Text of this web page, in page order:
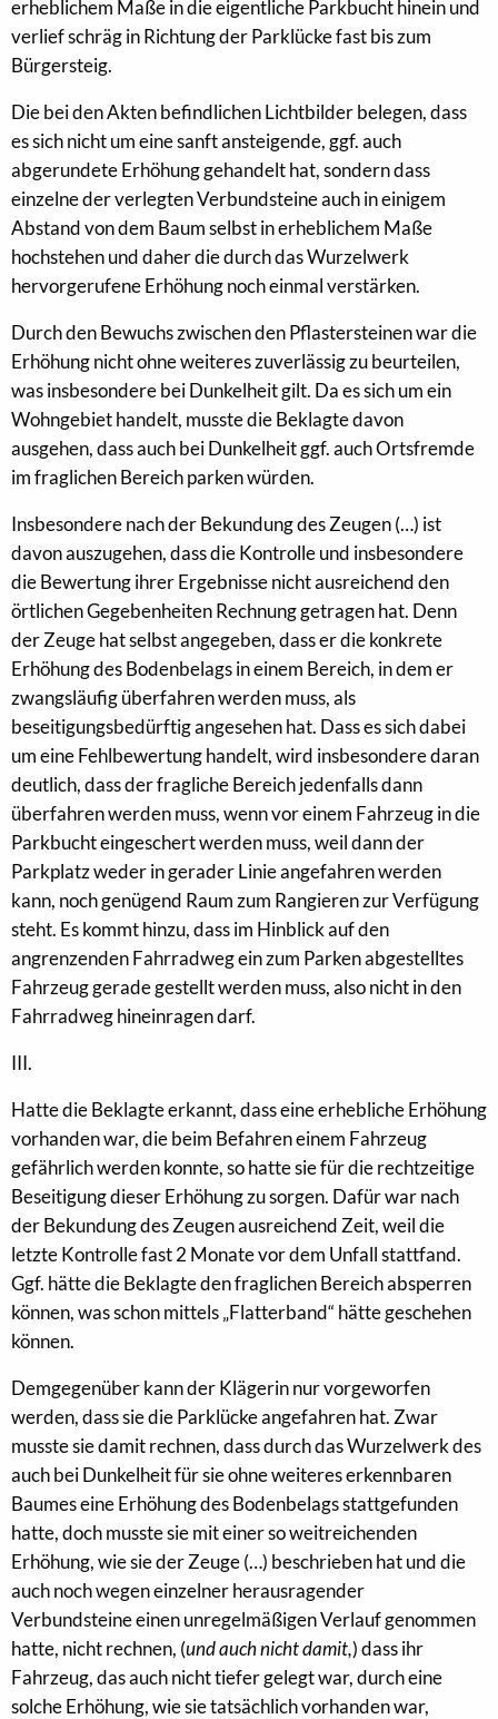
erheblichem Maße in die eigentliche Parkbucht hinein und
verlief schräg in Richtung der Parklücke fast bis zum
Bürgersteig.
Die bei den Akten befindlichen Lichtbilder belegen, dass
es sich nicht um eine sanft ansteigende, ggf. auch
abgerundete Erhöhung gehandelt hat, sondern dass
einzelne der verlegten Verbundsteine auch in einigem
Abstand von dem Baum selbst in erheblichem Maße
hochstehen und daher die durch das Wurzelwerk
hervorgerufene Erhöhung noch einmal verstärken.
Durch den Bewuchs zwischen den Pflastersteinen war die
Erhöhung nicht ohne weiteres zuverlässig zu beurteilen,
was insbesondere bei Dunkelheit gilt. Da es sich um ein
Wohngebiet handelt, musste die Beklagte davon
ausgehen, dass auch bei Dunkelheit ggf. auch Ortsfremde
im fraglichen Bereich parken würden.
Insbesondere nach der Bekundung des Zeugen (…) ist
davon auszugehen, dass die Kontrolle und insbesondere
die Bewertung ihrer Ergebnisse nicht ausreichend den
örtlichen Gegebenheiten Rechnung getragen hat. Denn
der Zeuge hat selbst angegeben, dass er die konkrete
Erhöhung des Bodenbelags in einem Bereich, in dem er
zwangsläufig überfahren werden muss, als
beseitigungsbedürftig angesehen hat. Dass es sich dabei
um eine Fehlbewertung handelt, wird insbesondere daran
deutlich, dass der fragliche Bereich jedenfalls dann
überfahren werden muss, wenn vor einem Fahrzeug in die
Parkbucht eingeschert werden muss, weil dann der
Parkplatz weder in gerader Linie angefahren werden
kann, noch genügend Raum zum Rangieren zur Verfügung
steht. Es kommt hinzu, dass im Hinblick auf den
angrenzenden Fahrradweg ein zum Parken abgestelltes
Fahrzeug gerade gestellt werden muss, also nicht in den
Fahrradweg hineinragen darf.
III.
Hatte die Beklagte erkannt, dass eine erhebliche Erhöhung
vorhanden war, die beim Befahren einem Fahrzeug
gefährlich werden konnte, so hatte sie für die rechtzeitige
Beseitigung dieser Erhöhung zu sorgen. Dafür war nach
der Bekundung des Zeugen ausreichend Zeit, weil die
letzte Kontrolle fast 2 Monate vor dem Unfall stattfand.
Ggf. hätte die Beklagte den fraglichen Bereich absperren
können, was schon mittels „Flatterband“ hätte geschehen
können.
Demgegenüber kann der Klägerin nur vorgeworfen
werden, dass sie die Parklücke angefahren hat. Zwar
musste sie damit rechnen, dass durch das Wurzelwerk des
auch bei Dunkelheit für sie ohne weiteres erkennbaren
Baumes eine Erhöhung des Bodenbelags stattgefunden
hatte, doch musste sie mit einer so weitreichenden
Erhöhung, wie sie der Zeuge (…) beschrieben hat und die
auch noch wegen einzelner herausragender
Verbundsteine einen unregelmäßigen Verlauf genommen
hatte, nicht rechnen, (und auch nicht damit,) dass ihr
Fahrzeug, das auch nicht tiefer gelegt war, durch eine
solche Erhöhung, wie sie tatsächlich vorhanden war,